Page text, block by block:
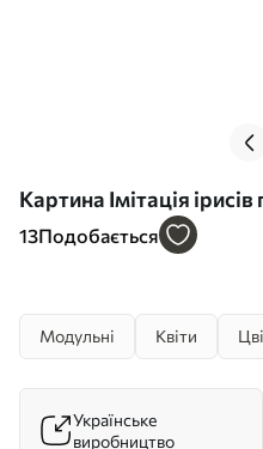
Картина Імітація
m00724
13Подобається
Модульні Квіти
Українське
виробництво